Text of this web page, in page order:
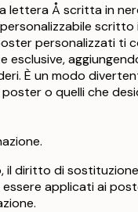
lettera Å scritta in
personalizzati ti
esclusive,
È un modo
o quelli che
il diritto di
applicati ai